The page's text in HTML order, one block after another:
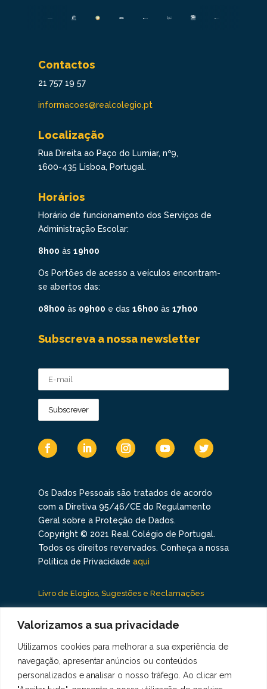
Valorizamos a sua privacidade
Utilizamos cookies para melhorar a sua experiência de
navegação, apresentar anúncios ou conteúdos
personalizados e analisar o nosso tráfego. Ao clicar em
Contactos
21 757 19 57
informacoes@realcolegio.pt
Localização
Rua Direita ao Paço do Lumiar, nº9,
1600-435 Lisboa, Portugal.
Horários
Horário de funcionamento dos Serviços de
Administração Escolar:
8h00 às 19h00
Os Portões de acesso a veículos encontram-
se abertos das:
08h00 às 09h00 e das 16h00 às 17h00
Subscreva a nossa newsletter
Os Dados Pessoais são tratados de acordo
com a Diretiva 95/46/CE do Regulamento
Geral sobre a Proteção de Dados.
Copyright © 2021 Real Colégio de Portugal.
Todos os direitos revervados. Conheça a nossa
Política de Privacidade aqui
Livro de Elogios, Sugestões e Reclamações